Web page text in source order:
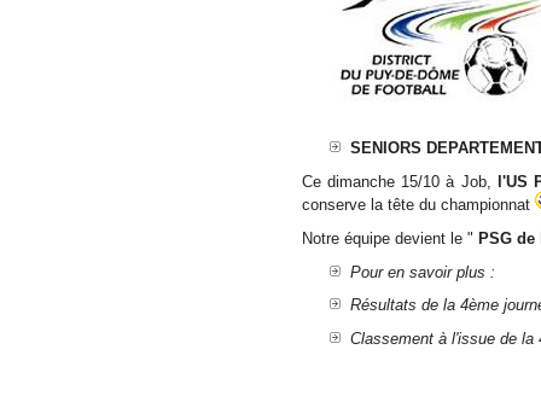
SENIORS
Ce dimanche 15/10 à Job,
l'US
conserve la tête du championnat
Notre équipe devient le " PSG
Pour en savoir plus :
Résultats de la 4ème
Classement à l'issue de la